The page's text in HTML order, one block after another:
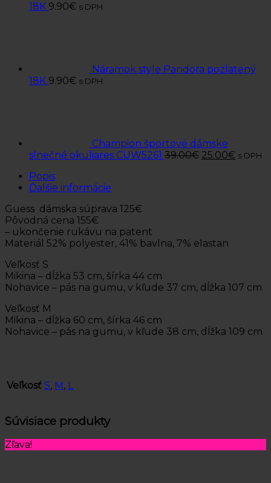
18K 9.90€ s DPH
Náramok style Pandora pozlatený
18K 9.90€ s DPH
Champion športové dámske
slnečné okuliares CUW5261 39.00€ 25.00€ s DPH
Popis
Ďalšie informácie
Guess dámska súprava 125€
Pôvodná cena 155€
– ukončenie rukávu na patent
Materiál 52% polyester, 41% bavlna, 7% elastan
Veľkosť S
Mikina – dĺžka 53 cm, šírka 44 cm
Nohavice – pás na gumu, v kľude 37 cm, dĺžka 107 cm
Veľkosť M
Mikina – dĺžka 60 cm, šírka 46 cm
Nohavice – pás na gumu, v kľude 38 cm, dĺžka 109 cm
Veľkosť S, M, L
Súvisiace produkty
Zľava!